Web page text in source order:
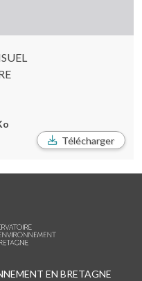
Télécharger
EN BRETAGNE